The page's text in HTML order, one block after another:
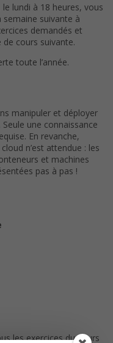
lundi à 18 heures, vous
semaine suivante à
demandés et
de cours suivante.
toute l’année.
manipuler et déployer
une connaissance
En revanche,
n’est attendue : les
et machines
pas à pas !
les exercices du cours